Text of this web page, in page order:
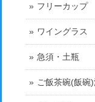
フリーカップ
ワイングラス
急須・土瓶
ご飯茶碗(飯碗